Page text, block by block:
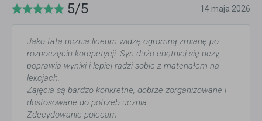
5/5 14 maja 2026
Jako tata ucznia liceum widzę ogromną zmianę po
rozpoczęciu korepetycji. Syn dużo chętniej się uczy,
poprawia wyniki i lepiej radzi sobie z materiałem na
lekcjach.
Zajęcia są bardzo konkretne, dobrze zorganizowane i
dostosowane do potrzeb ucznia.
Zdecydowanie polecam